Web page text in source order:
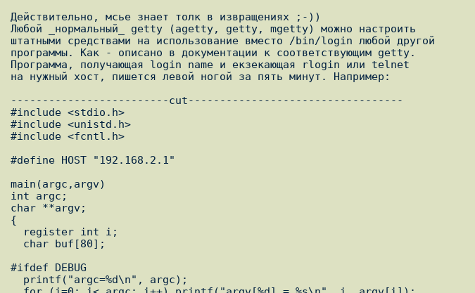
Действительно, мсье знает толк в извращениях ;-))
Любой _нормальный_ getty (agetty, getty, mgetty) можно настроить
штатными средствами на использование вместо /bin/login любой другой
программы. Как - описано в документации к соответствующим getty.
Программа, получающая login name и екзекающая rlogin или telnet
на нужный хост, пишется левой ногой за пять минут. Hапример:
-------------------------cut----------------------------------
#include <stdio.h>
#include <unistd.h>
#include <fcntl.h>
#define HOST "192.168.2.1"
main(argc,argv)
int argc;
char **argv;
{
#ifdef DEBUG